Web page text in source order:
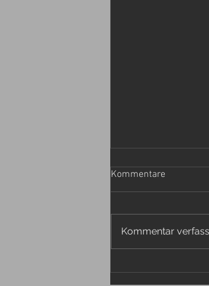
Kommentare
Kommentar